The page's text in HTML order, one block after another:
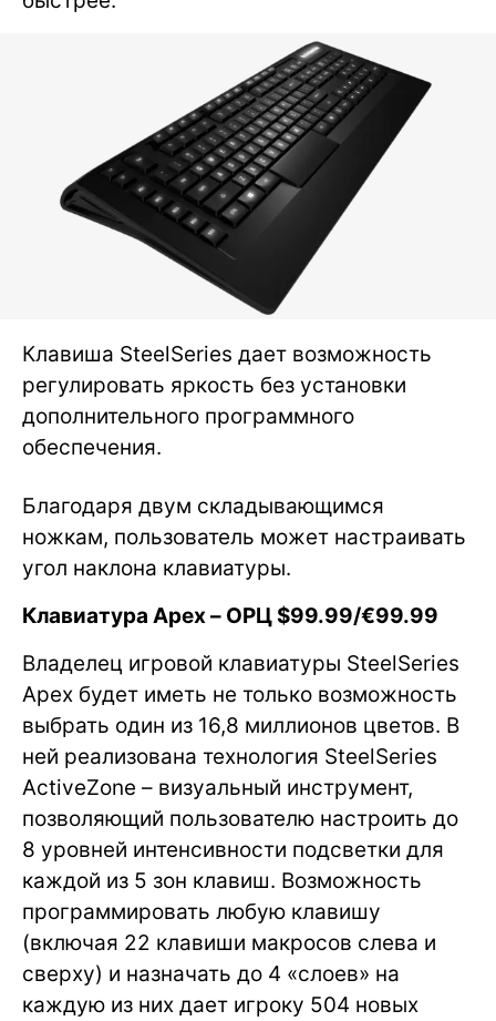
Клавиша SteelSeries дает возможность
регулировать яркость без установки
дополнительного программного
обеспечения.
Благодаря двум складывающимся
ножкам, пользователь может настраивать
угол наклона клавиатуры.
Клавиатура Apex – ОРЦ $99.99/€99.99
Владелец игровой клавиатуры SteelSeries
Apex будет иметь не только возможность
выбрать один из 16,8 миллионов цветов. В
ней реализована технология SteelSeries
ActiveZone – визуальный инструмент,
позволяющий пользователю настроить до
8 уровней интенсивности подсветки для
каждой из 5 зон клавиш. Возможность
программировать любую клавишу
(включая 22 клавиши макросов слева и
сверху) и назначать до 4 «слоев» на
каждую из них дает игроку 504 новых